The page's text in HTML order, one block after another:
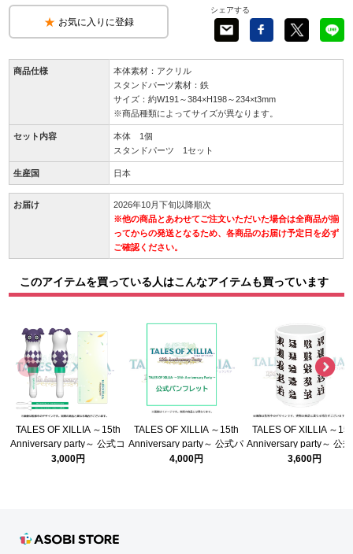
お気に入りに登録
シェアする
商品仕様
本体素材：アクリル
スタンドパーツ素材：鉄
サイズ：約W191～384×H198～234×t3mm
※商品種類によってサイズが異なります。
セット内容
本体 1個
スタンドパーツ 1セット
生産国 日本
お届け
2026年10月下旬以降順次
※他の商品とあわせてご注文いただいた場合は全商品が揃
ってからの発送となるため、各商品のお届け予定日を必ず
ご確認ください。
このアイテムを買っている人はこんなアイテムも買っています
TALES OF XILLIA ～15th
Anniversary party～ 公式コ
ンサートライト
3,000円
TALES OF XILLIA ～15th
Anniversary party～ 公式パ
ンフレット
4,000円
TALES OF XILLIA ～
Anniversary party～ 公
呑セット
3,600円